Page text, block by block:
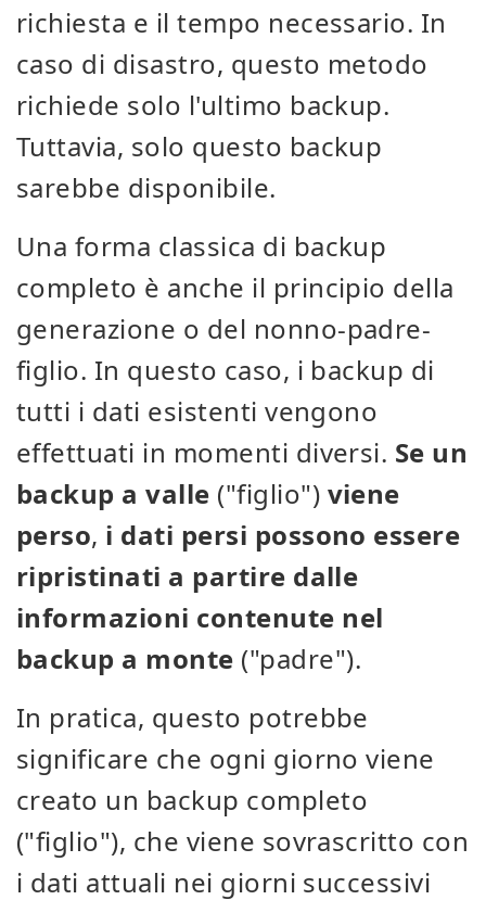
richiesta e il tempo necessario. In
caso di disastro, questo metodo
richiede solo l'ultimo backup.
Tuttavia, solo questo backup
sarebbe disponibile.
Una forma classica di backup
completo è anche il principio della
generazione o del nonno-padre-
figlio. In questo caso, i backup di
tutti i dati esistenti vengono
effettuati in momenti diversi. Se un
backup a valle ("figlio") viene
perso, i dati persi possono essere
ripristinati a partire dalle
informazioni contenute nel
backup a monte ("padre").
In pratica, questo potrebbe
significare che ogni giorno viene
creato un backup completo
("figlio"), che viene sovrascritto con
i dati attuali nei giorni successivi